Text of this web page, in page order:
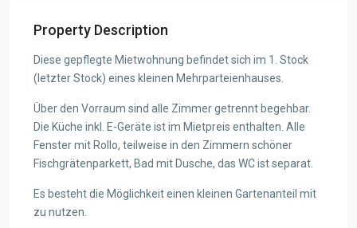
Property Description
Diese gepflegte Mietwohnung befindet sich im 1. Stock
(letzter Stock) eines kleinen Mehrparteienhauses.
Über den Vorraum sind alle Zimmer getrennt begehbar.
Die Küche inkl. E-Geräte ist im Mietpreis enthalten. Alle
Fenster mit Rollo, teilweise in den Zimmern schöner
Fischgrätenparkett, Bad mit Dusche, das WC ist separat.
Es besteht die Möglichkeit einen kleinen Gartenanteil mit
zu nutzen.